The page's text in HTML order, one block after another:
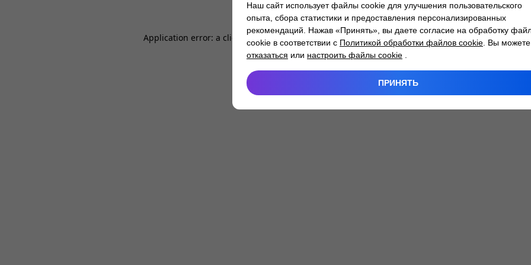
Application error: a client -side exception has occurred while loading atlantm.by (see the
Наш сайт использует файлы cookie для улучшения пользовательского
опыта, сбора статистики и предоставления персонализированных
рекомендаций. Нажав «Принять», вы даете согласие на обработку
cookie в соответствии с Политикой обработки файлов cookie . Вы можете
отказаться или настроить файлы cookie
ПРИНЯТЬ